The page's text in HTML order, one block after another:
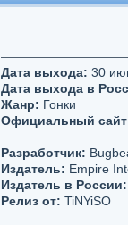
Дата выхода: 30
Дата выхода в
Жанр: Гонки
Официальный
Разработчик:
Издатель: Empire
Издатель в России:
Релиз от: TiNYiSO